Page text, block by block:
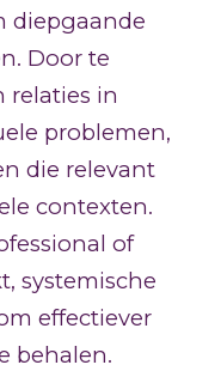
diepgaande
Door te
relaties in
problemen,
die relevant
contexten.
of
systemische
effectiever
behalen.